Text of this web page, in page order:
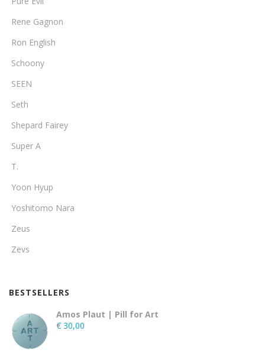
Rene Gagnon
Ron English
Schoony
SEEN
Seth
Shepard Fairey
Super A
T.
Yoon Hyup
Yoshitomo Nara
Zeus
Zevs
BESTSELLERS
Amos Plaut | Pill for Art
€ 30,00